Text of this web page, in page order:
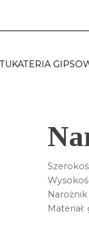
Narożnik